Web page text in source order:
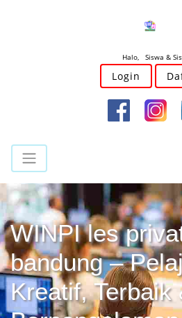
Halo, Siswa &
Login
WINPI les
bandung –
Kreatif, Terbaik